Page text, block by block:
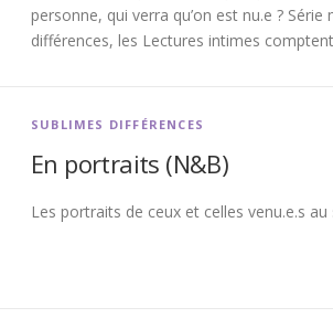
personne, qui verra qu’on est nu.e ?
différences, les Lectures intimes
SUBLIMES DIFFÉRENCES
En portraits (N&B)
Les portraits de ceux et celles venu.e.s au